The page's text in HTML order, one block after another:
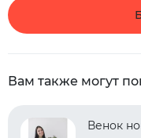
Вам также могут
Венок